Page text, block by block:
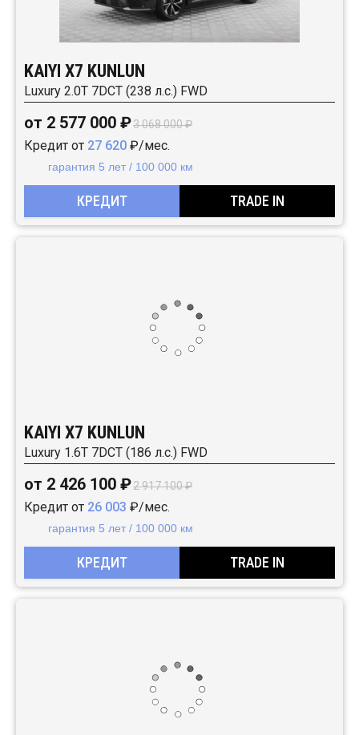
KAIYI X7 KUNLUN
Luxury 2.0T 7DCT (238 л.с.) FWD
от 2 577 000 ₽3 068 000 ₽
Кредит от 27 620 ₽/мес.
гарантия 5 лет / 100 000 км
КРЕДИТ TRADE IN
KAIYI X7 KUNLUN
Luxury 1.6T 7DCT (186 л.с.) FWD
от 2 426 100 ₽2 917 100 ₽
Кредит от 26 003 ₽/мес.
гарантия 5 лет / 100 000 км
КРЕДИТ TRADE IN